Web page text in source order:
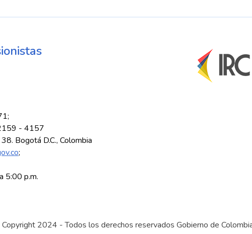
- 4157
Bogotá D.C., Colombia
;
5:00 p.m.
2024 - Todos los derechos reservados Gobierno de